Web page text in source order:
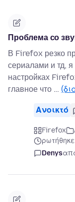
Проблема со
В Firefox резко
сериалами и тд,
настройках
главное что …
Ανοικτό
Firefox
Denys